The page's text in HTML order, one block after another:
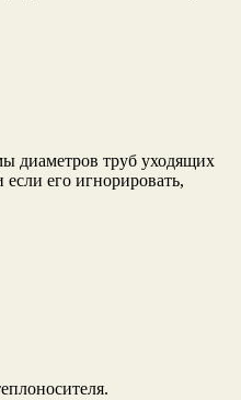
диаметров труб уходящих
его игнорировать,